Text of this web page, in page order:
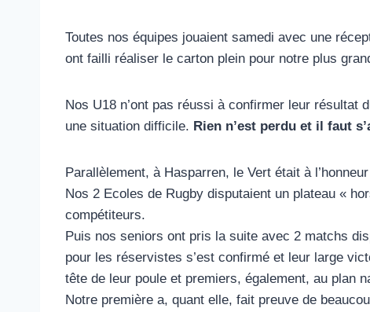
Toutes nos équipes jouaient samedi avec une
ont failli réaliser le carton plein pour notre plus
Nos U18 n’ont pas réussi à confirmer leur
une situation difficile. Rien n’est perdu et il faut
Parallèlement, à Hasparren, le Vert était à
Nos 2 Ecoles de Rugby disputaient un plateau «
compétiteurs.
Puis nos seniors ont pris la suite avec 2 matchs
pour les réservistes s’est confirmé et leur large
tête de leur poule et premiers, également, au plan
Notre première a, quant elle, fait preuve de